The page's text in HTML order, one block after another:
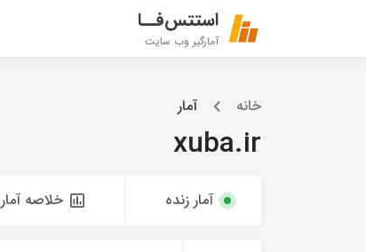
استتس‌فــا
آمارگیر وب سایت
خانه آمار
xuba.ir
آمار زنده خلاصه آمار